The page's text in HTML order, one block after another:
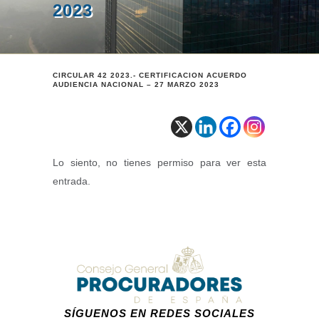
2023
CIRCULAR 42 2023.- CERTIFICACION ACUERDO
AUDIENCIA NACIONAL – 27 MARZO 2023
Lo siento, no tienes permiso para ver esta
entrada.
SÍGUENOS EN REDES SOCIALES